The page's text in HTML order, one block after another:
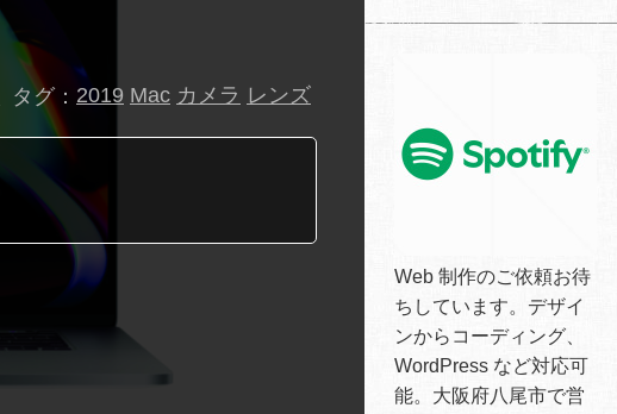
タグ： 2019 Mac カメラ レンズ
Web 制作のご依頼お待
ちしています。デザイ
ンからコーディング、
WordPress など対応可
能。大阪府八尾市で営